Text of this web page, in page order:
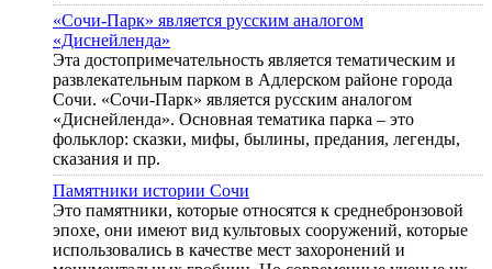
«Сочи-Парк» является русским аналогом
«Диснейленда»
Эта достопримечательность является тематическим и
развлекательным парком в Адлерском районе города
Сочи. «Сочи-Парк» является русским аналогом
«Диснейленда». Основная тематика парка – это
фольклор: сказки, мифы, былины, предания, легенды,
сказания и пр.
Памятники истории Сочи
Это памятники, которые относятся к среднебронзовой
эпохе, они имеют вид культовых сооружений, которые
использовались в качестве мест захоронений и